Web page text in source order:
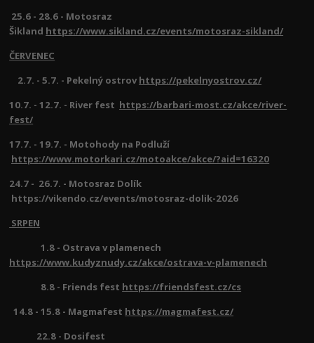
25.6 - 28.6 - Motosraz
Šikland https://www.sikland.cz/events/motosraz-sikland/
ČERVENEC
2.7. - 5.7. - Pekelný ostrov https://pekelnyostrov.cz/
10.7. - 12.7. - River fest https://barbari-most.cz/akce/river-
fest/
17.7. - 19.7. - Motohody na Podluží
https://www.motorkari.cz/motoakce/akce/?aid=16320
24.7 - 26.7. - Motosraz Dolík
https://vikendo.cz/events/motosraz-dolik-2026
SRPEN
1.8 - Ostrava v plamenech
https://www.kudyznudy.cz/akce/ostrava-v-plamenech
8.8 - Friends fest https://friendsfest.cz/cs
14.8 - 15.8 - Magmafest https://magmafest.cz/
22.8 - Dosifest